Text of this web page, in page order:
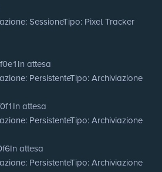
: SessioneTipo: Pixel Tracker
In attesa
: PersistenteTipo: Archiviazione
In attesa
: PersistenteTipo: Archiviazione
In attesa
: PersistenteTipo: Archiviazione